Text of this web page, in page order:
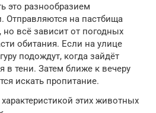
это разнообразием
Отправляются на пастбища
но всё зависит от погодных
обитания. Если на улице
подождут, когда зайдёт
в тени. Затем ближе к вечеру
искать пропитание.
этих животных